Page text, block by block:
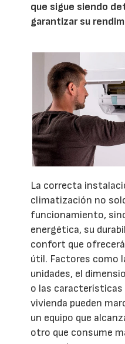
que sigue siendo
garantizar su
La correcta
climatización no
funcionamiento,
energética, su
confort que
útil. Factores como
unidades, el
o las
vivienda pueden
un equipo que
otro que consume